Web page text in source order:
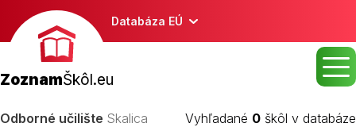
Databáza EÚ
ZoznamŠkôl.eu
Odborné učilište Skalica Vyhľadané 0 škôl v databáze